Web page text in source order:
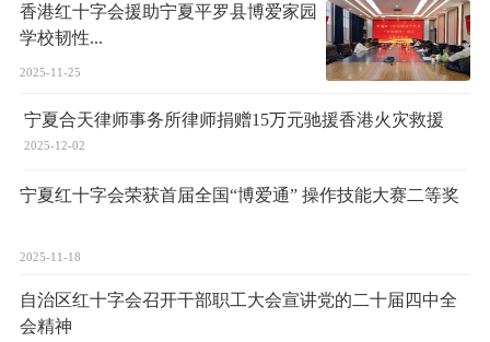
香港红十字会援助宁夏平罗县博爱家园
学校韧性...
2025-11-25
宁夏合天律师事务所律师捐赠15万元驰援香港火灾救援
2025-12-02
宁夏红十字会荣获首届全国“博爱通” 操作技能大赛二等奖​
2025-11-18
自治区红十字会召开干部职工大会宣讲党的二十届四中全
会精神